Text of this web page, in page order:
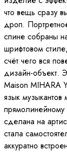
что вещь сразу
дроп.
спине собраны
шрифтовом
счёт чего вся
дизайн-объект.
Maison MIHARA
язык
сделана на
стала
аккуратно